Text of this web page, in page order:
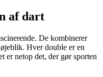
af dart
De kombinerer
Hver double er en
er netop det, der gør sporten